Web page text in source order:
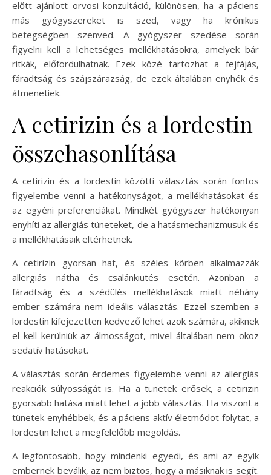
előtt ajánlott orvosi konzultáció, különösen, ha a páciens
más gyógyszereket is szed, vagy ha krónikus
betegségben szenved. A gyógyszer szedése során
figyelni kell a lehetséges mellékhatásokra, amelyek bár
ritkák, előfordulhatnak. Ezek közé tartozhat a fejfájás,
fáradtság és szájszárazság, de ezek általában enyhék és
átmenetiek.
A cetirizin és a lordestin
összehasonlítása
A cetirizin és a lordestin közötti választás során fontos
figyelembe venni a hatékonyságot, a mellékhatásokat és
az egyéni preferenciákat. Mindkét gyógyszer hatékonyan
enyhíti az allergiás tüneteket, de a hatásmechanizmusuk és
a mellékhatásaik eltérhetnek.
A cetirizin gyorsan hat, és széles körben alkalmazzák
allergiás nátha és csalánkiütés esetén. Azonban a
fáradtság és a szédülés mellékhatások miatt néhány
ember számára nem ideális választás. Ezzel szemben a
lordestin kifejezetten kedvező lehet azok számára, akiknek
el kell kerülniük az álmosságot, mivel általában nem okoz
sedatív hatásokat.
A választás során érdemes figyelembe venni az allergiás
reakciók súlyosságát is. Ha a tünetek erősek, a cetirizin
gyorsabb hatása miatt lehet a jobb választás. Ha viszont a
tünetek enyhébbek, és a páciens aktív életmódot folytat, a
lordestin lehet a megfelelőbb megoldás.
A legfontosabb, hogy mindenki egyedi, és ami az egyik
embernek beválik, az nem biztos, hogy a másiknak is segít.